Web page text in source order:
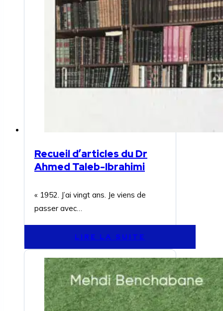
Recueil d’articles du Dr
Ahmed Taleb-Ibrahimi
« 1952. J’ai vingt ans. Je viens de
passer avec…
LIRE LA SUITE